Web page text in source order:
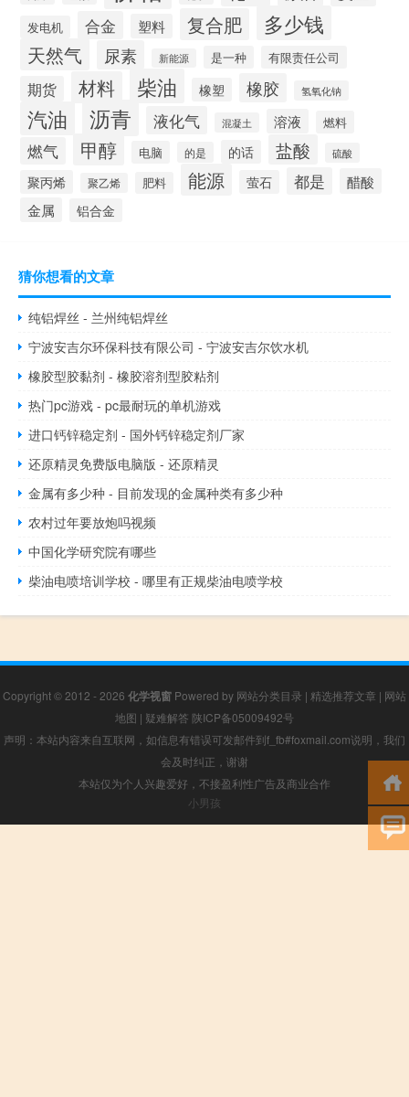
发电机 合金 塑料 复合肥 多少钱
天然气 尿素 新能源 是一种 有限责任公司
期货 材料 柴油 橡塑 橡胶 氢氧化钠
汽油 沥青 液化气 混凝土 溶液 燃料
燃气 甲醇 电脑 的是 的话 盐酸 硫酸
聚丙烯 聚乙烯 肥料 能源 萤石 都是 醋酸
金属 铝合金
猜你想看的文章
纯铝焊丝 - 兰州纯铝焊丝
宁波安吉尔环保科技有限公司 - 宁波安吉尔饮水机
橡胶型胶黏剂 - 橡胶溶剂型胶粘剂
热门pc游戏 - pc最耐玩的单机游戏
进口钙锌稳定剂 - 国外钙锌稳定剂厂家
还原精灵免费版电脑版 - 还原精灵
金属有多少种 - 目前发现的金属种类有多少种
农村过年要放炮吗视频
中国化学研究院有哪些
柴油电喷培训学校 - 哪里有正规柴油电喷学校
Copyright © 2012 - 2026 化学视窗 Powered by 网站分类目录 | 精选推荐文章 | 网站
地图 | 疑难解答 陕ICP备05009492号
声明：本站内容来自互联网，如信息有错误可发邮件到f_fb#foxmail.com说明，我们
会及时纠正，谢谢
本站仅为个人兴趣爱好，不接盈利性广告及商业合作
小男孩